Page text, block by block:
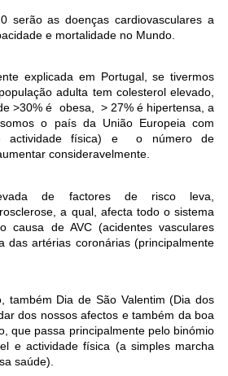
serão as doenças cardiovasculares a
e mortalidade no Mundo.
explicada em Portugal, se tivermos
adulta tem colesterol elevado,
>30% é obesa, > 27% é hipertensa, a
o país da União Europeia com
actividade física) e o número de
consideravelmente.
de factores de risco leva,
a qual, afecta todo o sistema
causa de AVC (acidentes vasculares
artérias coronárias (principalmente
também Dia de São Valentim (Dia dos
dos nossos afectos e também da boa
que passa principalmente pelo binómio
e actividade física (a simples marcha
saúde).